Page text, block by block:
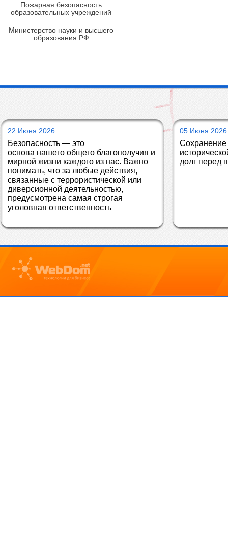
Пожарная безопасность
образовательных учреждений
Министерство науки и высшего
образования РФ
22 Июня 2026
Безопасность — это
основа нашего общего благополучия и
мирной жизни каждого из нас. Важно
понимать, что за любые действия,
связанные с террористической или
диверсионной деятельностью,
предусмотрена самая строгая
уголовная ответственность
05 Июня 2026
Сохранение
долг перед